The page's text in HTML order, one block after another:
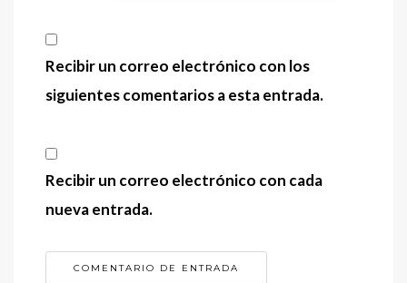
Recibir un correo electrónico con los
siguientes comentarios a esta entrada.
Recibir un correo electrónico con cada
nueva entrada.